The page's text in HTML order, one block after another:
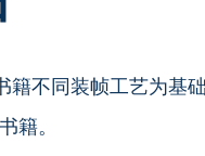
籍不同装帧工艺为基
籍。